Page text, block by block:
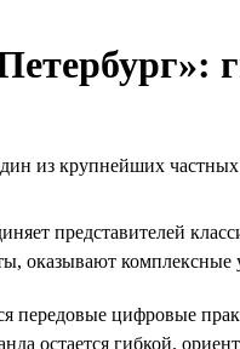
из крупнейших частных
представителей
оказывают
передовые цифровые
остается гибкой,